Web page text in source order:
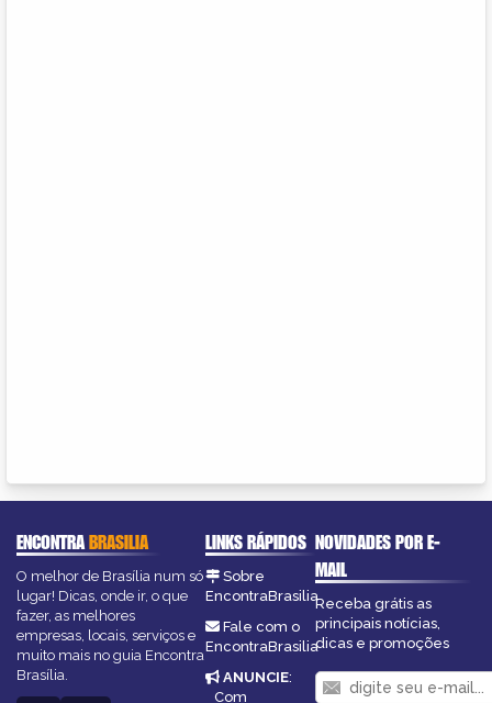
ENCONTRABRASILIA
O melhor de Brasília num só
lugar! Dicas, onde ir, o que
fazer, as melhores
empresas, locais, serviços e
muito mais no guia Encontra
Brasília.
LINKS RÁPIDOS
Sobre
EncontraBrasilia
Fale com o
EncontraBrasilia
ANUNCIE:
Com
NOVIDADES POR E-
MAIL
Receba grátis as
principais notícias,
dicas e promoções